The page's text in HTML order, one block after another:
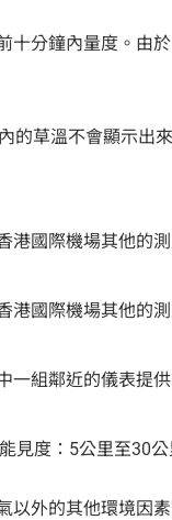
十分鐘內量度。由
的草溫不會顯示出來
國際機場其他的測
國際機場其他的測
一組鄰近的儀表提供
見度：5公里至30
以外的其他環境因